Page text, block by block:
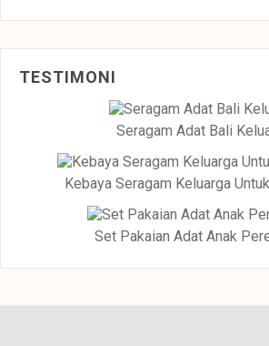
TESTIMONI
Seragam Adat Bali
Kebaya Seragam Keluarga
Set Pakaian Adat Anak